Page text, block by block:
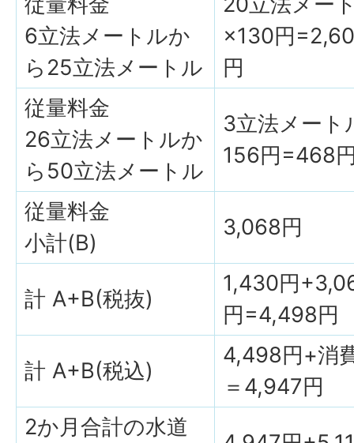
6立法メートルか
ら25立法メートル
×130円
円
従量料金
26立法メートルか
ら50立法メートル
3立法メート
156円=468
従量料金
小計(B)
3,068円
計 A+B(税抜)
1,430円
円=4,498円
計 A+B(税込)
4,498円+消
＝4,947円
2か月合計の水道